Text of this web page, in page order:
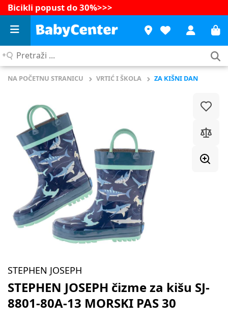
Bicikli popust do 30%>>>
Pretraži
NA POČETNU STRANICU VRTIĆ I ŠKOLA ZA KIŠNI DAN
STEPHEN JOSEPH
STEPHEN JOSEPH čizme za kišu SJ-
8801-80A-13 MORSKI PAS 30